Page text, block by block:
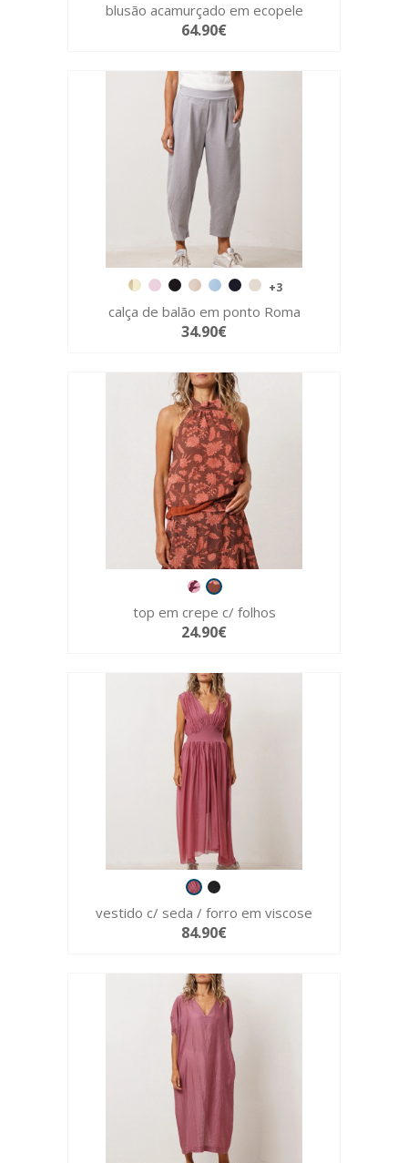
blusão acamurçado em ecopele
64.90€
+3
calça de balão em ponto Roma
34.90€
top em crepe c/ folhos
24.90€
vestido c/ seda / forro em viscose
84.90€